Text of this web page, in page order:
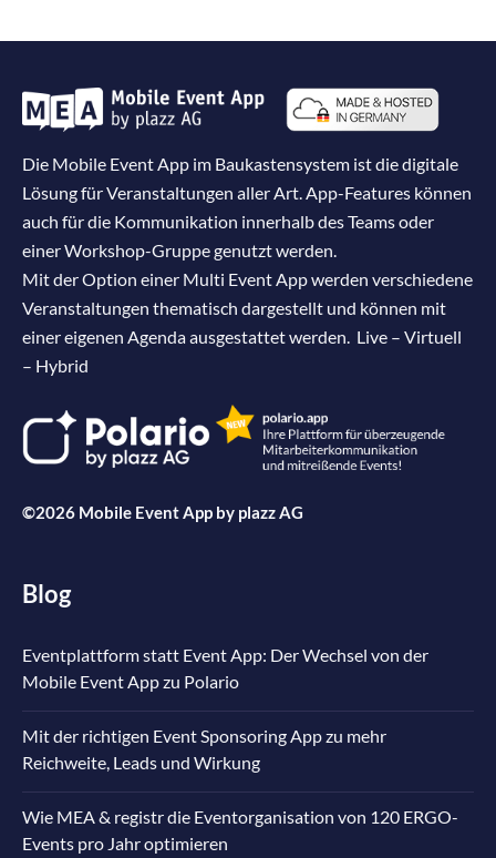
Die Mobile Event App im Baukastensystem ist die digitale
Lösung für Veranstaltungen aller Art. App-Features können
auch für die Kommunikation innerhalb des Teams oder
einer Workshop-Gruppe genutzt werden.
Mit der Option einer Multi Event App werden verschiedene
Veranstaltungen thematisch dargestellt und können mit
einer eigenen Agenda ausgestattet werden. Live – Virtuell
– Hybrid
©2026 Mobile Event App by plazz AG
Blog
Eventplattform statt Event App: Der Wechsel von der
Mobile Event App zu Polario
Mit der richtigen Event Sponsoring App zu mehr
Reichweite, Leads und Wirkung
Wie MEA & registr die Eventorganisation von 120 ERGO-
Events pro Jahr optimieren